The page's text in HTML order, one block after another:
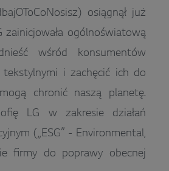
osiągnął już
zainicjowała ogólnoświatową
wśród konsumentów
i zachęcić ich do
chronić naszą planetę.
LG w zakresie działań
(„ESG” - Environmental,
firmy do poprawy obecnej